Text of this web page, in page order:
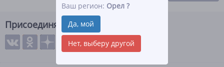
Ваш регион: Орел ?
Да, мой
Нет, выберу другой
Присоединяйтесь